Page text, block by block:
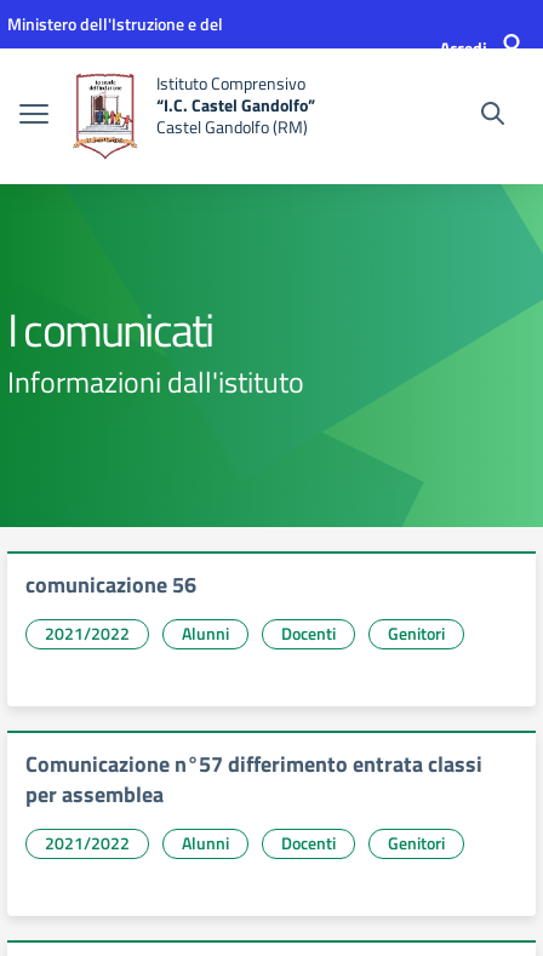
Vai ai contenuti
Vai al menu di navigazione
Vai al footer
Ministero dell'Istruzione e del
Accedi
Istituto Comprensivo
“I.C. Castel Gandolfo”
Castel Gandolfo (RM)
I comunicati
Informazioni dall'istituto
comunicazione 56
2021/2022 Alunni Docenti Genitori
Comunicazione n°57 differimento entrata classi
per assemblea
2021/2022 Alunni Docenti Genitori